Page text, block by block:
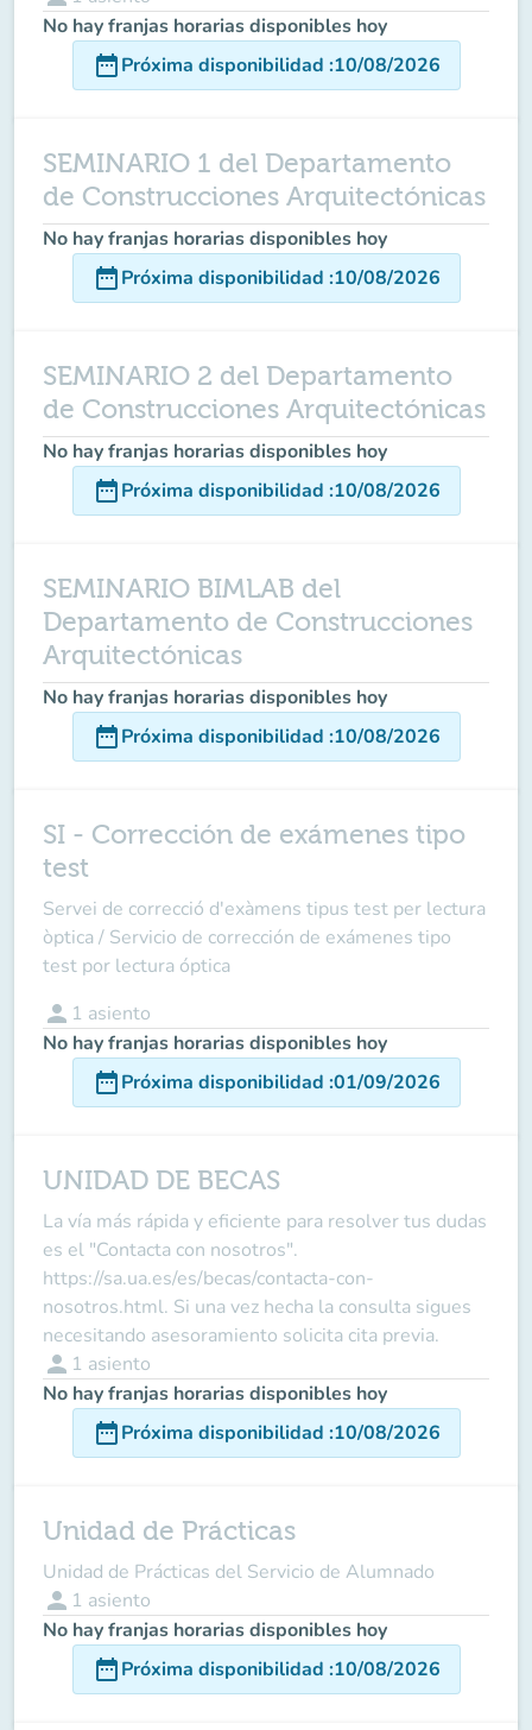
No hay franjas horarias disponibles hoy
date_rangePróxima disponibilidad :10/08/2026
SEMINARIO 1 del Departamento
de Construcciones Arquitectónicas
No hay franjas horarias disponibles hoy
date_rangePróxima disponibilidad :10/08/2026
SEMINARIO 2 del Departamento
de Construcciones Arquitectónicas
No hay franjas horarias disponibles hoy
date_rangePróxima disponibilidad :10/08/2026
SEMINARIO BIMLAB del
Departamento de Construcciones
Arquitectónicas
No hay franjas horarias disponibles hoy
date_rangePróxima disponibilidad :10/08/2026
SI - Corrección de exámenes tipo
test
Servei de correcció d'exàmens tipus test per lectura
òptica / Servicio de corrección de exámenes tipo
test por lectura óptica
person 1 asiento
No hay franjas horarias disponibles hoy
date_rangePróxima disponibilidad :01/09/2026
UNIDAD DE BECAS
La vía más rápida y eficiente para resolver tus dudas
es el "Contacta con nosotros".
https://sa.ua.es/es/becas/contacta-con-
nosotros.html. Si una vez hecha la consulta sigues
necesitando asesoramiento solicita cita previa.
person 1 asiento
No hay franjas horarias disponibles hoy
date_rangePróxima disponibilidad :10/08/2026
Unidad de Prácticas
Unidad de Prácticas del Servicio de Alumnado
person 1 asiento
No hay franjas horarias disponibles hoy
date_rangePróxima disponibilidad :10/08/2026